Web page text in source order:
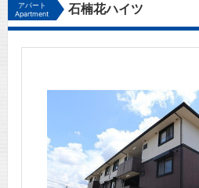
アパート
Apartment
石楠花ハイツ